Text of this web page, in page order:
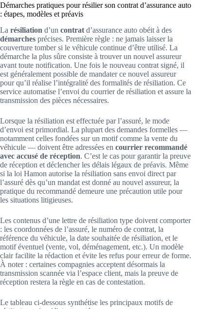
Démarches pratiques pour résilier son contrat d’assurance auto
: étapes, modèles et préavis
La résiliation d’un contrat d’assurance auto obéit à des
démarches précises. Première règle : ne jamais laisser la
couverture tomber si le véhicule continue d’être utilisé. La
démarche la plus sûre consiste à trouver un nouvel assureur
avant toute notification. Une fois le nouveau contrat signé, il
est généralement possible de mandater ce nouvel assureur
pour qu’il réalise l’intégralité des formalités de résiliation. Ce
service automatise l’envoi du courrier de résiliation et assure la
transmission des pièces nécessaires.
Lorsque la résiliation est effectuée par l’assuré, le mode
d’envoi est primordial. La plupart des demandes formelles —
notamment celles fondées sur un motif comme la vente du
véhicule — doivent être adressées en courrier recommandé
avec accusé de réception. C’est le cas pour garantir la preuve
de réception et déclencher les délais légaux de préavis. Même
si la loi Hamon autorise la résiliation sans envoi direct par
l’assuré dès qu’un mandat est donné au nouvel assureur, la
pratique du recommandé demeure une précaution utile pour
les situations litigieuses.
Les contenus d’une lettre de résiliation type doivent comporter
: les coordonnées de l’assuré, le numéro de contrat, la
référence du véhicule, la date souhaitée de résiliation, et le
motif éventuel (vente, vol, déménagement, etc.). Un modèle
clair facilite la rédaction et évite les refus pour erreur de forme.
À noter : certaines compagnies acceptent désormais la
transmission scannée via l’espace client, mais la preuve de
réception restera la règle en cas de contestation.
Le tableau ci-dessous synthétise les principaux motifs de